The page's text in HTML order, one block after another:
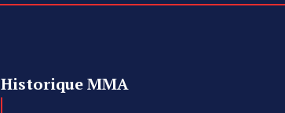
Historique MMA